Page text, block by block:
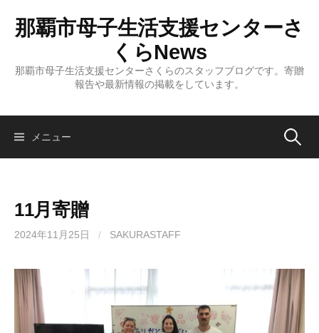
ス
那覇市母子生活支援センターさ
くらNews
那覇市母子生活支援センターさくらのスタッフブログです。寄贈
報告や最新情報の掲載をしています。
メニュー 検
11月寄贈
2024年11月25日 / SAKURASTAFF